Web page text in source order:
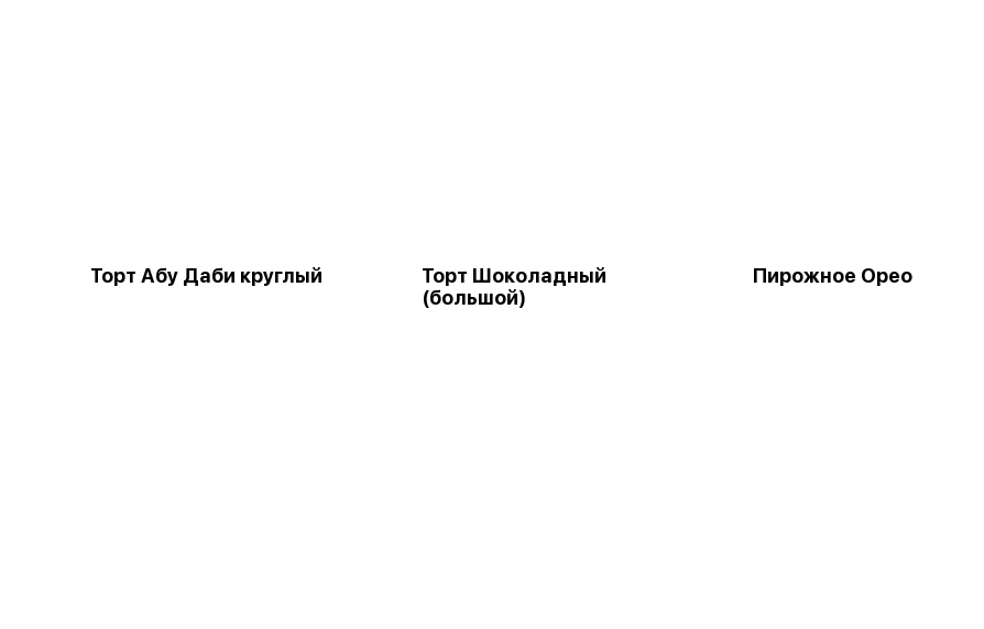
Торт Абу Даби круглый
Торт Шоколадный
(большой)
Пирожное Орео